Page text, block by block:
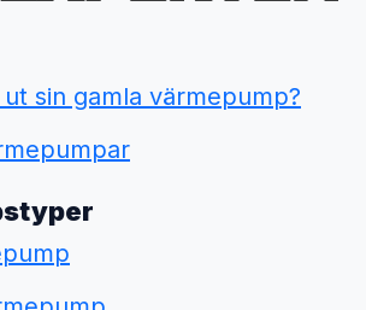
sin gamla värmepump?